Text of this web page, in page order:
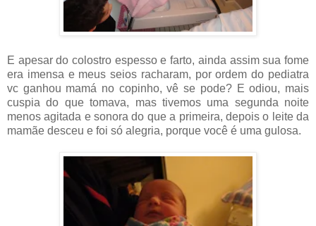
E apesar do colostro espesso e farto, ainda assim sua fome
era imensa e meus seios racharam, por ordem do pediatra
vc ganhou mamá no copinho, vê se pode? E odiou, mais
cuspia do que tomava, mas tivemos uma segunda noite
menos agitada e sonora do que a primeira, depois o leite da
mamãe desceu e foi só alegria, porque você é uma gulosa.